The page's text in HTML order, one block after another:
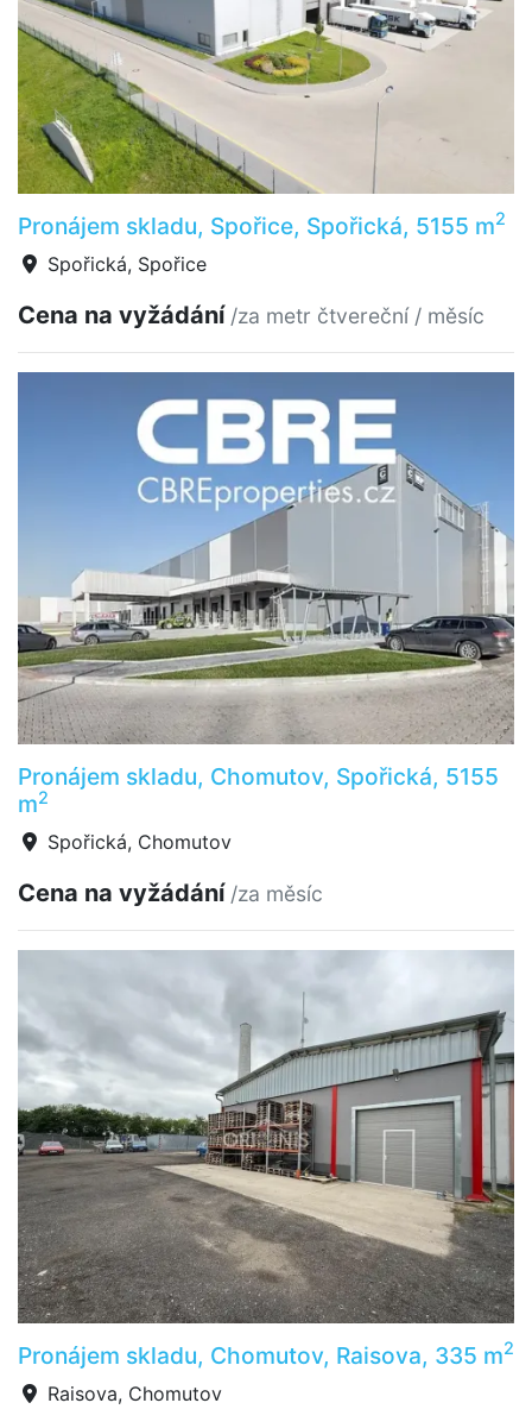
Pronájem skladu, Spořice, Spořická, 5155 m2
Spořická, Spořice
Cena na vyžádání /za metr čtvereční / měsíc
Pronájem skladu, Chomutov, Spořická, 5155
m2
Spořická, Chomutov
Cena na vyžádání /za měsíc
Pronájem skladu, Chomutov, Raisova, 335 m2
Raisova, Chomutov